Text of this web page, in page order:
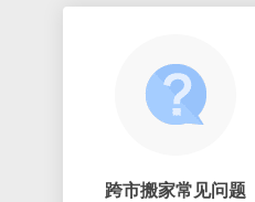
跨市搬家常见问题